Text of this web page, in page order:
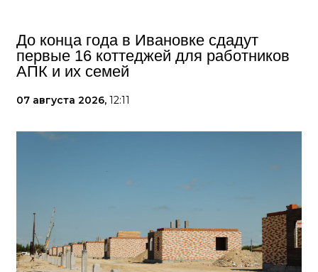
До конца года в Ивановке сдадут
первые 16 коттеджей для работников
АПК и их семей
07 августа 2026, 12:11